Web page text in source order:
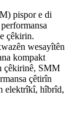
pispor e di
çêkirin.
wesayîtên
kompakt
çêkirinê, SMM
çêtirîn
elektrîkî, hîbrîd,